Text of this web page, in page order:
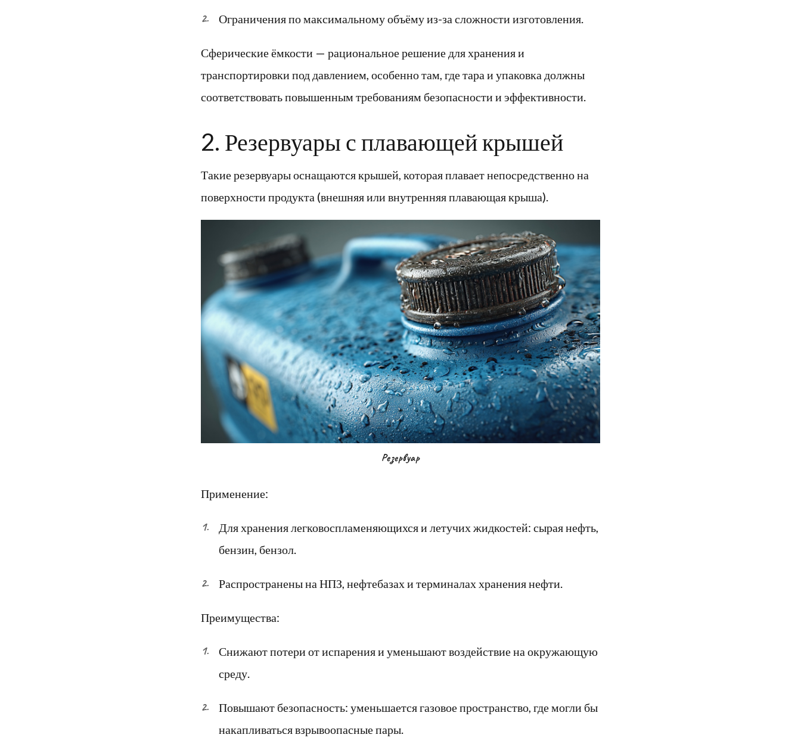
Ограничения по максимальному объёму из-за сложности изготовления.
Сферические ёмкости — рациональное решение для хранения и
транспортировки под давлением, особенно там, где тара и упаковка должны
соответствовать повышенным требованиям безопасности и эффективности.
2. Резервуары с плавающей крышей
Такие резервуары оснащаются крышей, которая плавает непосредственно на
поверхности продукта (внешняя или внутренняя плавающая крыша).
Резервуар
Применение:
Для хранения легковоспламеняющихся и летучих жидкостей: сырая нефть,
бензин, бензол.
Распространены на НПЗ, нефтебазах и терминалах хранения нефти.
Преимущества:
Снижают потери от испарения и уменьшают воздействие на окружающую
среду.
Повышают безопасность: уменьшается газовое пространство, где могли бы
накапливаться взрывоопасные пары.